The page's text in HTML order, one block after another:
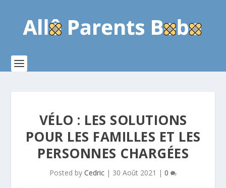
VÉLO : LES SOLUTIONS
POUR LES FAMILLES ET LES
PERSONNES CHARGÉES
Posted by Cedric | 30 Août 2021 | 0